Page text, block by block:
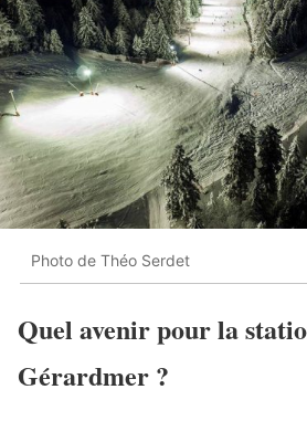
Photo de Théo Serdet‎
Quel avenir pour la
Gérardmer ?